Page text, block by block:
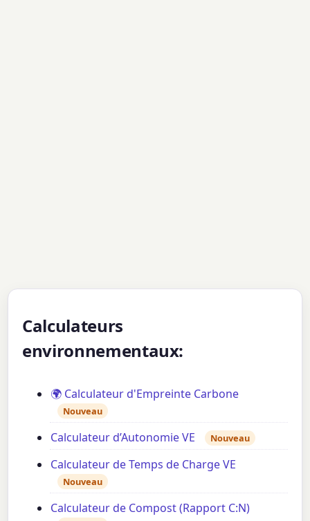
Calculateurs
environnementaux:
🌍 Calculateur d'Empreinte Carbone
Nouveau
Calculateur d’Autonomie VE Nouveau
Calculateur de Temps de Charge VE
Nouveau
Calculateur de Compost (Rapport C:N)